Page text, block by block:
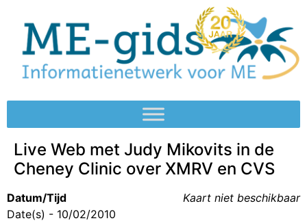
Live Web met Judy Mikovits in de
Cheney Clinic over XMRV en CVS
Kaart niet beschikbaar
Datum/Tijd
Date(s) - 10/02/2010